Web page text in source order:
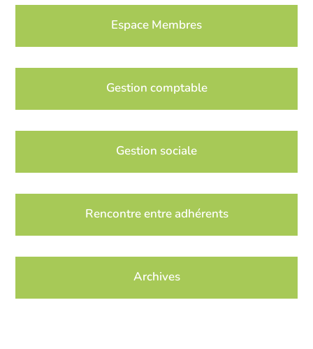
Espace Membres
Gestion comptable
Gestion sociale
Rencontre entre adhérents
Archives